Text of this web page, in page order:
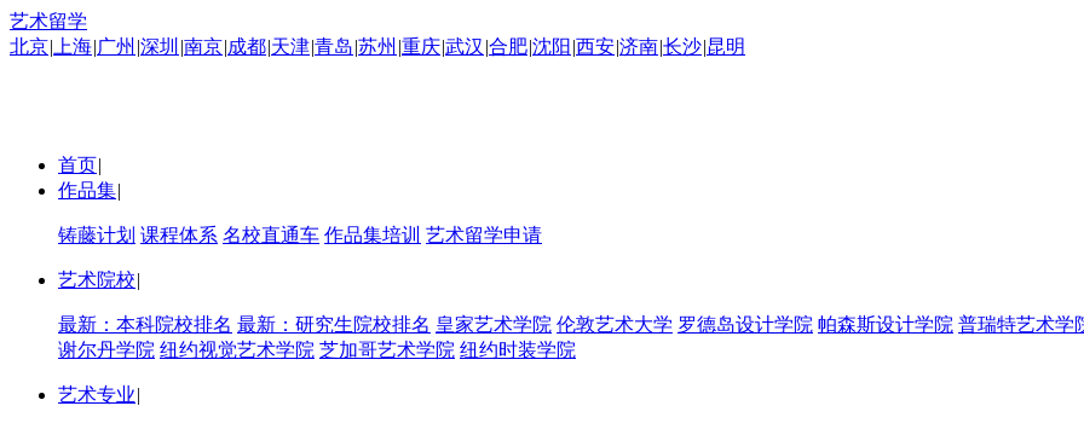
艺术留学
北京| 上海|广州 |深圳 |南京|成都|天津|青岛|苏州 |重庆|武汉 |合肥|沈阳 |西安|济南|长沙|昆明
首页|
作品集|
铸藤计划 课程体系 名校直通车 作品集培训 艺术留学申请
艺术院校|
最新：本科院校排名 最新：研究生院校排名 皇家艺术学院 伦敦艺术大学 罗德岛设计学院 帕森斯设计学院 普瑞特艺术学
谢尔丹学院 纽约视觉艺术学院 芝加哥艺术学院 纽约时装学院
艺术专业|